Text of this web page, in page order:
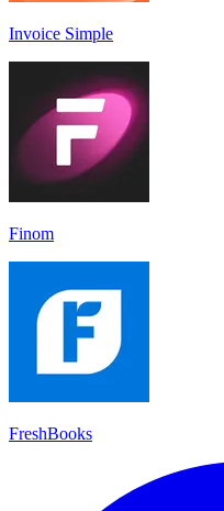
Invoice Simple
Finom
FreshBooks